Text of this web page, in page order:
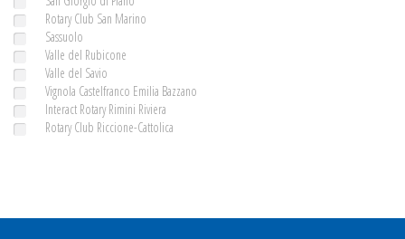
Rotary Club San Marino
Sassuolo
Valle del Rubicone
Valle del Savio
Vignola Castelfranco Emilia Bazzano
Interact Rotary Rimini Riviera
Rotary Club Riccione-Cattolica